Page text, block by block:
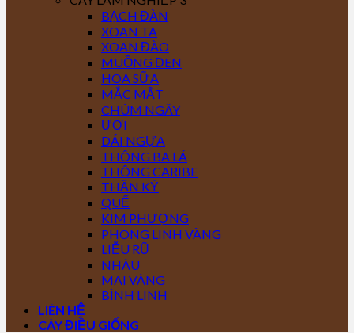
BẠCH ĐÀN
XOAN TA
XOAN ĐÀO
MUỒNG ĐEN
HOA SỮA
MẮC MẬT
CHÙM NGÂY
ƯƠI
DÁI NGỰA
THÔNG BA LÁ
THÔNG CARIBE
THẦN KỲ
QUẾ
KIM PHƯỢNG
PHONG LINH VÀNG
LIỄU RŨ
NHÀU
MAI VÀNG
BÌNH LINH
LIÊN HỆ
CÂY ĐIỀU GIỐNG